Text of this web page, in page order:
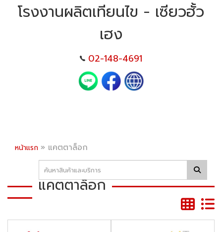
โรงงานผลิตเทียนไข - เซียวฮั้ว
เฮง
02-148-4691
หน้าแรก » แคตตาล็อก
แคตตาล็อก